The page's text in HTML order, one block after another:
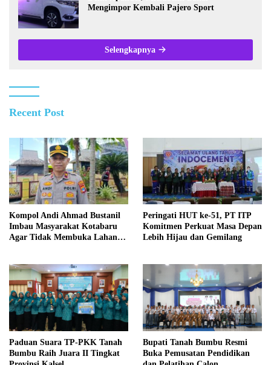
Mengimpor Kembali Pajero Sport
Selengkapnya
Recent Post
Kompol Andi Ahmad Bustanil
Imbau Masyarakat Kotabaru
Agar Tidak Membuka Lahan
Peringati HUT ke-51, PT ITP
Komitmen Perkuat Masa Depan
Lebih Hijau dan Gemilang
Paduan Suara TP-PKK Tanah
Bumbu Raih Juara II Tingkat
Bupati Tanah Bumbu Resmi
Buka Pemusatan Pendidikan